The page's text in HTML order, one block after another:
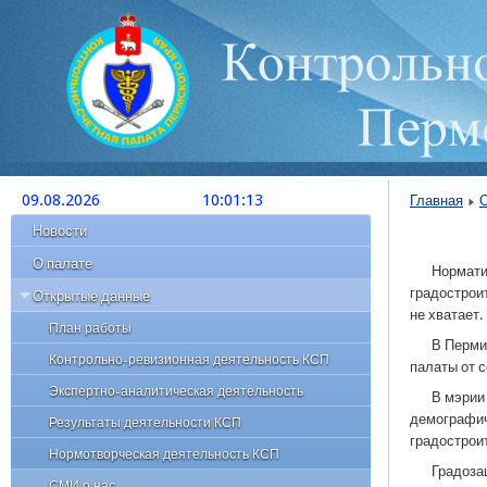
09.08.2026 10:01:13
Новости
О палате
Открытые данные
План работы
Контрольно-ревизионная деятельность КСП
Экспертно-аналитическая деятельность
Результаты деятельности КСП
Нормотворческая деятельность КСП
Главная
не хватает.
В
палаты от
В мэрии